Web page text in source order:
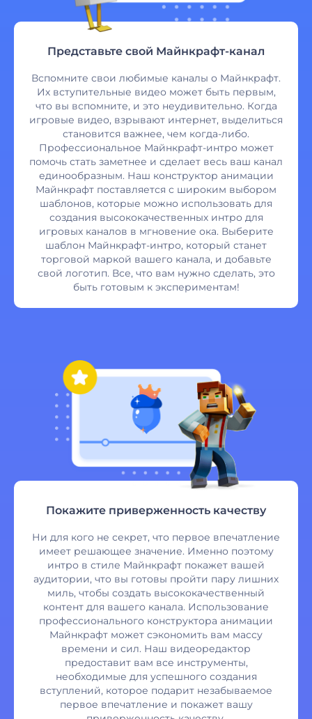
Представьте свой Майнкрафт-канал
Вспомните свои любимые каналы о Майнкрафт.
Их вступительные видео может быть первым,
что вы вспомните, и это неудивительно. Когда
игровые видео, взрывают интернет, выделиться
становится важнее, чем когда-либо.
Профессиональное Майнкрафт-интро может
помочь стать заметнее и сделает весь ваш канал
единообразным. Наш конструктор анимации
Майнкрафт поставляется с широким выбором
шаблонов, которые можно использовать для
создания высококачественных интро для
игровых каналов в мгновение ока. Выберите
шаблон Майнкрафт-интро, который станет
торговой маркой вашего канала, и добавьте
свой логотип. Все, что вам нужно сделать, это
быть готовым к экспериментам!
Покажите приверженность качеству
Ни для кого не секрет, что первое впечатление
имеет решающее значение. Именно поэтому
интро в стиле Майнкрафт покажет вашей
аудитории, что вы готовы пройти пару лишних
миль, чтобы создать высококачественный
контент для вашего канала. Использование
профессионального конструктора анимации
Майнкрафт может сэкономить вам массу
времени и сил. Наш видеоредактор
предоставит вам все инструменты,
необходимые для успешного создания
вступлений, которое подарит незабываемое
первое впечатление и покажет вашу